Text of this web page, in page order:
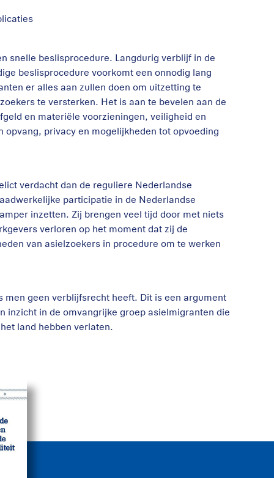
snelle beslisprocedure. Langdurig verblijf in de
beslisprocedure voorkomt een onnodig lang
er alles aan zullen doen om uitzetting te
te versterken. Het is aan te bevelen aan de
en materiële voorzieningen, veiligheid en
privacy en mogelijkheden tot opvoeding
verdacht dan de reguliere Nederlandse
participatie in de Nederlandse
inzetten. Zij brengen veel tijd door met niets
verloren op het moment dat zij de
van asielzoekers in procedure om te werken
geen verblijfsrecht heeft. Dit is een argument
inzicht in de omvangrijke groep asielmigranten die
land hebben verlaten.